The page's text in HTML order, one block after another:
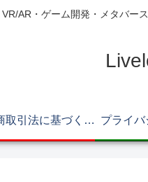
AR・ゲーム開発・メタバー
特定商取引法に基づく表記 プライ